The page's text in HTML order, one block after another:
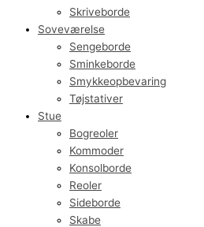
Skriveborde
Soveværelse
Sengeborde
Sminkeborde
Smykkeopbevaring
Tøjstativer
Stue
Bogreoler
Kommoder
Konsolborde
Reoler
Sideborde
Skabe